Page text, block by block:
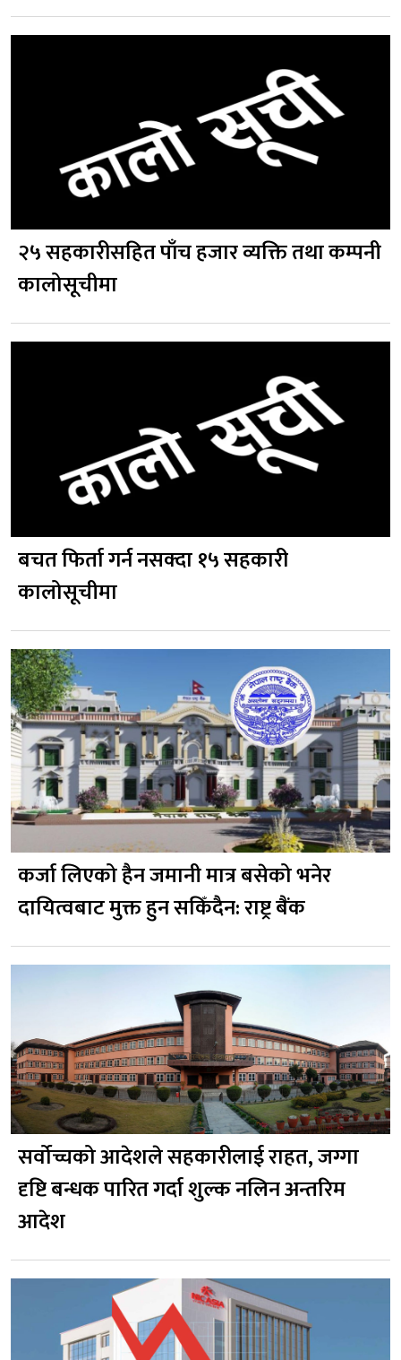
२५ सहकारीसहित पाँच हजार व्यक्ति तथा कम्पनी
कालोसूचीमा
बचत फिर्ता गर्न नसक्दा १५ सहकारी
कालोसूचीमा
कर्जा लिएको हैन जमानी मात्र बसेको भनेर
दायित्वबाट मुक्त हुन सकिँदैन: राष्ट्र बैंक
सर्वोच्चको आदेशले सहकारीलाई राहत, जग्गा
दृष्टि बन्धक पारित गर्दा शुल्क नलिन अन्तरिम
आदेश